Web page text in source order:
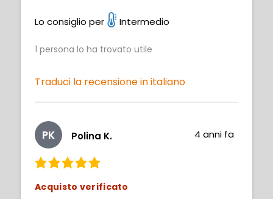
not as in depth. Both were helpful and
Lo consiglio per Intermedio
1 persona lo ha trovato utile
Traduci la recensione in italiano
PK Polina K. 4 anni fa
Acquisto verificato